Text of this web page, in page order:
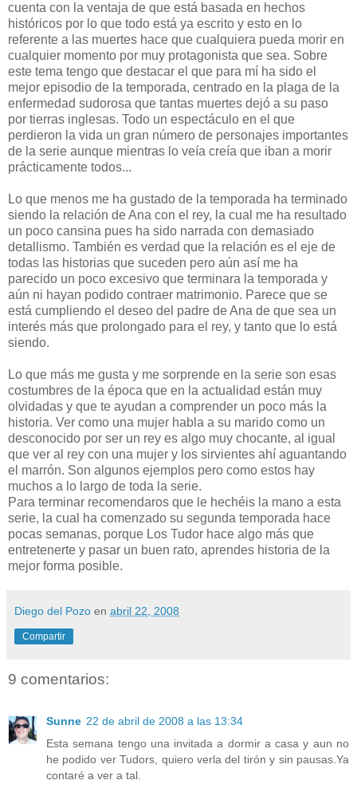
cuenta con la ventaja de que está basada en hechos
históricos por lo que todo está ya escrito y esto en lo
referente a las muertes hace que cualquiera pueda morir en
cualquier momento por muy protagonista que sea. Sobre
este tema tengo que destacar el que para mí ha sido el
mejor episodio de la temporada, centrado en la plaga de la
enfermedad sudorosa que tantas muertes dejó a su paso
por tierras inglesas. Todo un espectáculo en el que
perdieron la vida un gran número de personajes importantes
de la serie aunque mientras lo veía creía que iban a morir
prácticamente todos...
Lo que menos me ha gustado de la temporada ha terminado
siendo la relación de Ana con el rey, la cual me ha resultado
un poco cansina pues ha sido narrada con demasiado
detallismo. También es verdad que la relación es el eje de
todas las historias que suceden pero aún así me ha
parecido un poco excesivo que terminara la temporada y
aún ni hayan podido contraer matrimonio. Parece que se
está cumpliendo el deseo del padre de Ana de que sea un
interés más que prolongado para el rey, y tanto que lo está
siendo.
Lo que más me gusta y me sorprende en la serie son esas
costumbres de la época que en la actualidad están muy
olvidadas y que te ayudan a comprender un poco más la
historia. Ver como una mujer habla a su marido como un
desconocido por ser un rey es algo muy chocante, al igual
que ver al rey con una mujer y los sirvientes ahí aguantando
el marrón. Son algunos ejemplos pero como estos hay
muchos a lo largo de toda la serie.
Para terminar recomendaros que le hechéis la mano a esta
serie, la cual ha comenzado su segunda temporada hace
pocas semanas, porque Los Tudor hace algo más que
entretenerte y pasar un buen rato, aprendes historia de la
mejor forma posible.
Diego del Pozo en abril 22, 2008
Compartir
9 comentarios:
Sunne 22 de abril de 2008 a las 13:34
Esta semana tengo una invitada a dormir a casa y aun no
he podido ver Tudors, quiero verla del tirón y sin pausas.Ya
contaré a ver a tal.